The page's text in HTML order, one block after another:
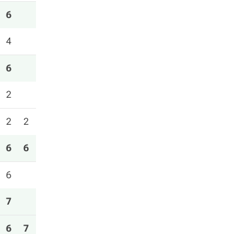
6
4
6
2
2 2
6 6
6
7
6 7